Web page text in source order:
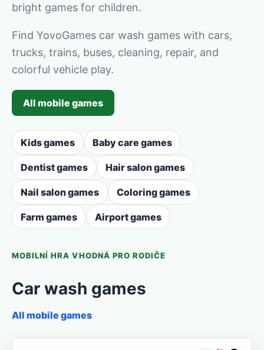
bright games for children.
Find YovoGames car wash games with cars,
trucks, trains, buses, cleaning, repair, and
colorful vehicle play.
All mobile games
Kids games Baby care games
Dentist games Hair salon games
Nail salon games Coloring games
Farm games Airport games
MOBILNÍ HRA VHODNÁ PRO RODIČE
Car wash games
All mobile games